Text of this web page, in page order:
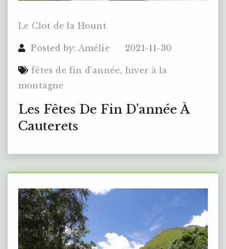
Le Clot de la Hount
Posted by: Amélie 2021-11-30
fêtes de fin d'année, hiver à la
montagne
Les Fêtes De Fin D’année À
Cauterets